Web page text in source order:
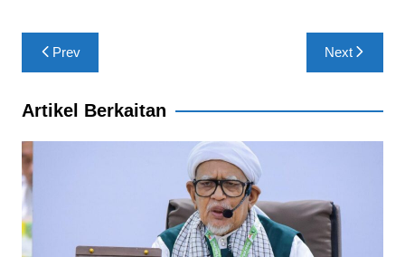
b
o
o
k
A
p
p
Post
navigation
Prev Next
Artikel Berkaitan